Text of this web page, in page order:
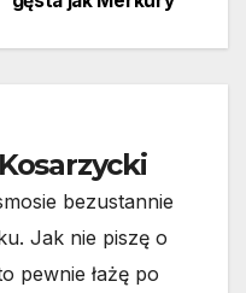
bezustannie
Jak nie piszę o
pewnie łażę po